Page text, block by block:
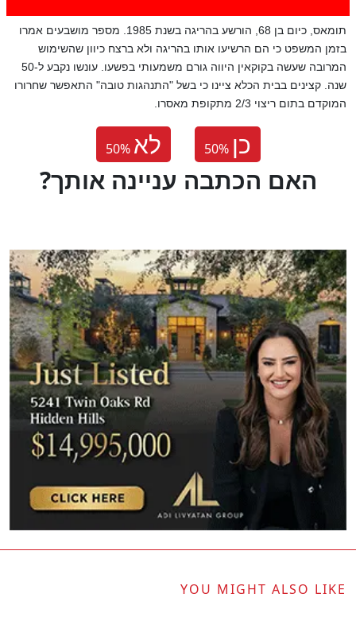
תומאס, כיום בן 68, הורשע בהריגה בשנת 1985. מספר מושבעים אמרו
בזמן המשפט כי הם הרשיעו אותו בהריגה ולא ברצח כיוון שהשימוש
המרובה שעשה בקוקאין היווה גורם משמעותי בפשעו. עונשו נקבע ל-50
שנה. קצינים בבית הכלא ציינו כי בשל "התנהגות טובה" התאפשר שחרורו
המוקדם בתום ריצוי 2/3 מתקופת מאסרו.
50% לא 50% כן
?האם הכתבה עניינה אותך
YOU MIGHT ALSO LIKE